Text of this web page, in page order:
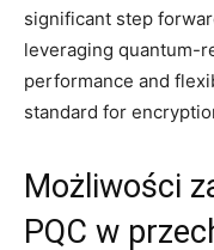
significant⁤ step
leveraging quantum-
performance ‍and​
standard for
Możliwości
PQC w